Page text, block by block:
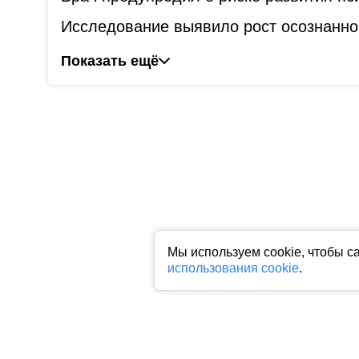
Мы используем cookie, чтобы
использования cookie.
Исследование выявило рост
Показать ещё